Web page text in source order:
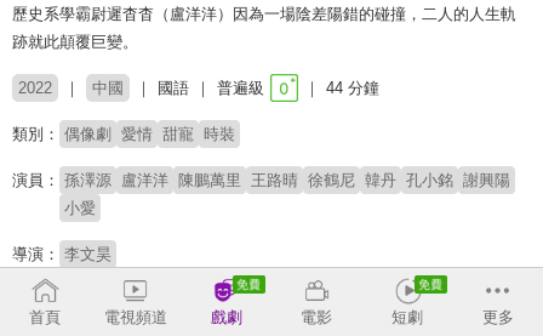
歷史系學霸尉遲杳杳（盧洋洋）因為一場陰差陽錯的碰撞，二人的人生軌
跡就此顛覆巨變。
2022 中國 國語 普遍級 44 分鐘
類別： 偶像劇 愛情 甜寵 時裝
演員： 孫澤源 盧洋洋 陳鵬萬里 王路晴 徐鶴尼 韓丹 孔小銘 謝興陽
小愛
導演： 李文昊
首頁 電視頻道 戲劇 電影 短劇 更多